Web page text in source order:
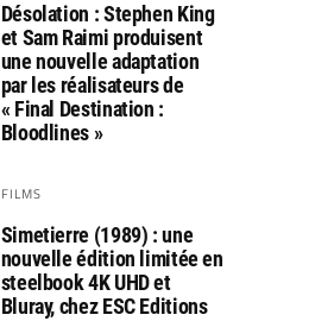
Désolation : Stephen King
et Sam Raimi produisent
une nouvelle adaptation
par les réalisateurs de
« Final Destination :
Bloodlines »
FILMS
Simetierre (1989) : une
nouvelle édition limitée en
steelbook 4K UHD et
Bluray, chez ESC Editions